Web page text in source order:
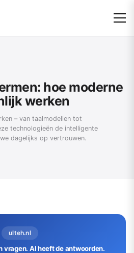
hoe moderne
werken
– van taalmodellen tot
technologieën de intelligente
dagelijks op vertrouwen.
ulteh.nl
vragen. AI heeft de antwoorden.